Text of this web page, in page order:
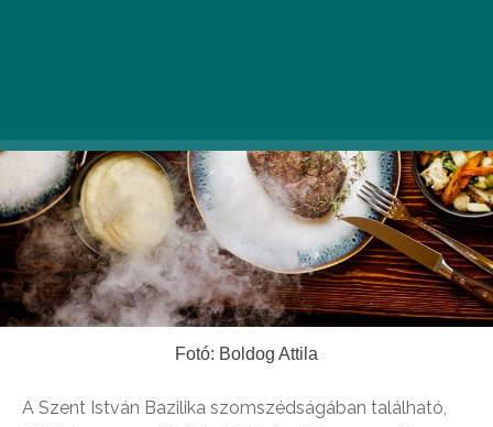
Fotó: Boldog Attila
A Szent István Bazilika szomszédságában található,